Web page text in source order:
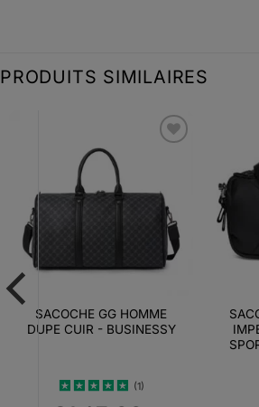
PRODUITS SIMILAIRES
SACOCHE GG HOMME
DUPE CUIR - BUSINESSY
(1)